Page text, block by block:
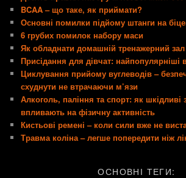
BCAA – що таке, як приймати?
Основні помилки підйому штанги на
6 грубих помилок набору маси
Як обладнати домашній тренажерний зал
Присідання для дівчат: найпопулярніші
Циклування прийому вуглеводів –
схуднути не втрачаючи м’язи
Алкоголь, паління та спорт: як шкідливі
впливають на фізичну активність
Кистьові ремені – коли сили вже не
Травма коліна – легше попередити ніж
ОСНОВНІ ТЕГИ: